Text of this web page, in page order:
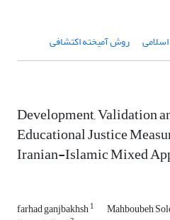
روش آمیخته اکتشافی
Development, Validation
Educational Justice
Iranian-Islamic Mixed
farhad ganjbakhsh1 Mahboubeh